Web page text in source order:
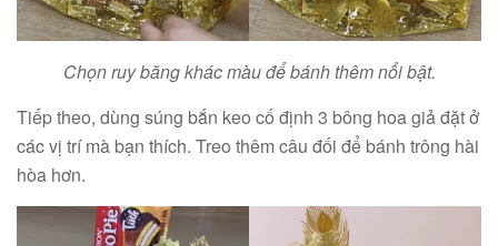
Chọn ruy băng khác màu để bánh thêm nổi bật.
Tiếp theo, dùng súng bắn keo cố định 3 bông hoa giả đặt ở
các vị trí mà bạn thích. Treo thêm câu đối để bánh trông hài
hòa hơn.